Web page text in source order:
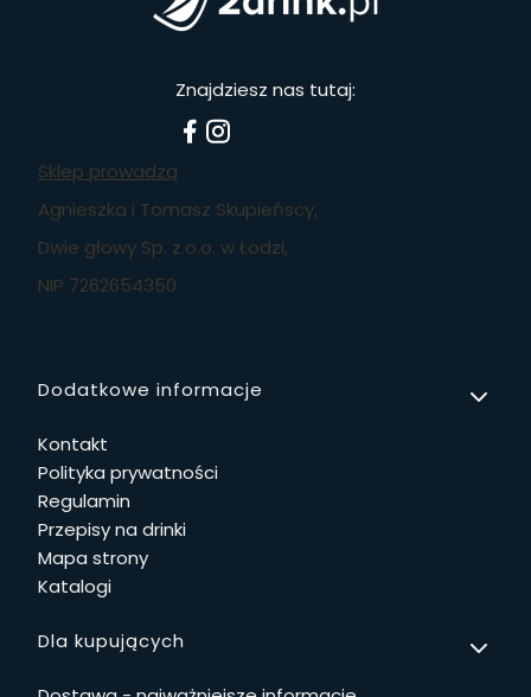
Znajdziesz nas tutaj:
Sklep prowadzą
Agnieszka i Tomasz Skupieńscy,
Dwie głowy Sp. z.o.o. w Łodzi,
NIP 7262654350
Linki w stopce
Dodatkowe informacje
Kontakt
Polityka prywatności
Regulamin
Przepisy na drinki
Mapa strony
Katalogi
Dla kupujących